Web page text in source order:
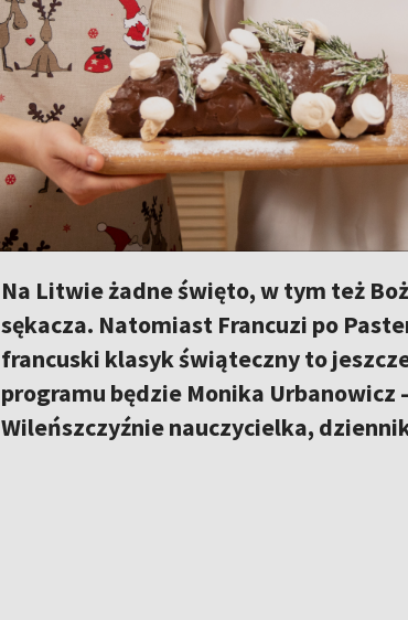
Na Litwie żadne święto, w tym też
sękacza. Natomiast Francuzi po
francuski klasyk świąteczny to
programu będzie Monika Urbanowicz
Wileńszczyźnie nauczycielka,